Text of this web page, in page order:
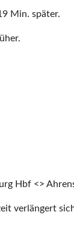
Min. später.
Hbf <>
verlängert